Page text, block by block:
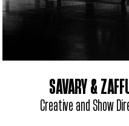
SAVARY &
Creative and Show